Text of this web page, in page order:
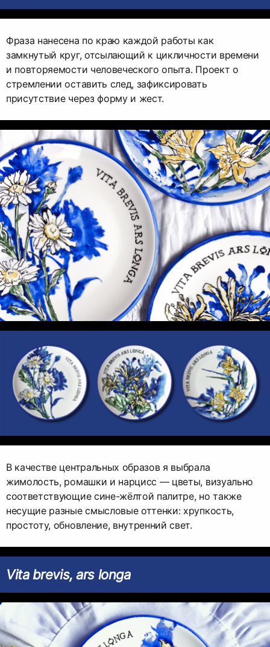
Фраза нанесена по краю каждой работы как
замкнутый круг, отсылающий к цикличности времени
и повторяемости человеческого опыта. Проект о
стремлении оставить след, зафиксировать
присутствие через форму и жест.
В качестве центральных образов я выбрала
жимолость, ромашки и нарцисс — цветы, визуально
соответствующие сине-жёлтой палитре, но также
несущие разные смысловые оттенки: хрупкость,
простоту, обновление, внутренний свет.
Vita brevis, ars longa